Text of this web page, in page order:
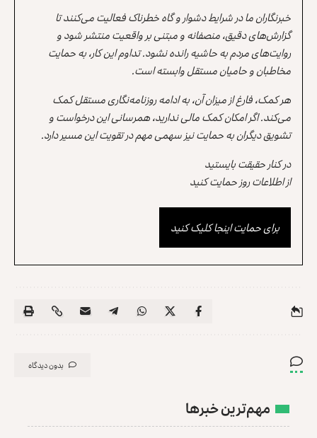
خبرنگاران ما در شرایط دشوار و گاه خطرناک فعالیت می‌کنند تا
گزارش‌های دقیق، منصفانه و مبتنی بر واقعیت منتشر شود و
روایت‌های مردم به حاشیه رانده نشود. تداوم این کار، به حمایت
مخاطبان و حامیان مستقل وابسته است.
هر کمک، فارغ از میزان آن، به ادامه روزنامه‌نگاری مستقل کمک
می‌کند. اگر امکان کمک مالی ندارید، همرسانی این درخواست و
تشویق دیگران به حمایت نیز سهمی مهم در تقویت این مسیر دارد.
در کنار حقیقت بایستید
از اطلاعات روز حمایت کنید
برای حمایت اینجا کلیک کنید
بدون دیدگاه
مهم‌ترین خبرها